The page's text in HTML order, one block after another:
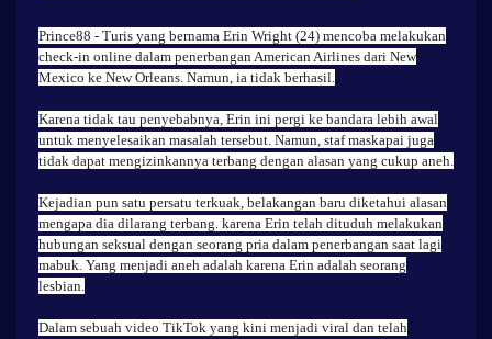
Prince88 - Turis yang bernama Erin Wright (24) mencoba melakukan
check-in online dalam penerbangan American Airlines dari New
Mexico ke New Orleans. Namun, ia tidak berhasil.
Karena tidak tau penyebabnya, Erin ini pergi ke bandara lebih awal
untuk menyelesaikan masalah tersebut. Namun, staf maskapai juga
tidak dapat mengizinkannya terbang dengan alasan yang cukup aneh.
Kejadian pun satu persatu terkuak, belakangan baru diketahui alasan
mengapa dia dilarang terbang. karena Erin telah dituduh melakukan
hubungan seksual dengan seorang pria dalam penerbangan saat lagi
mabuk. Yang menjadi aneh adalah karena Erin adalah seorang
lesbian.
Dalam sebuah video TikTok yang kini menjadi viral dan telah